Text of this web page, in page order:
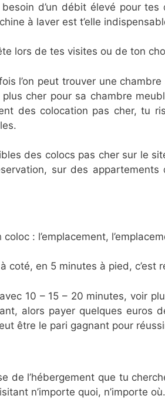
d’un débit élevé pour
à laver est t’elle
lors de tes visites ou de ton
l’on peut trouver une
cher pour sa chambre
des colocation pas cher, tu
des colocs pas cher sur le
sur des appartements
: l’emplacement,
en 5 minutes à pied, c’est
10 – 15 – 20 minutes, voir
alors payer quelques euros
être le pari gagnant pour
l’hébergement que tu
n’importe quoi, n’importe où.